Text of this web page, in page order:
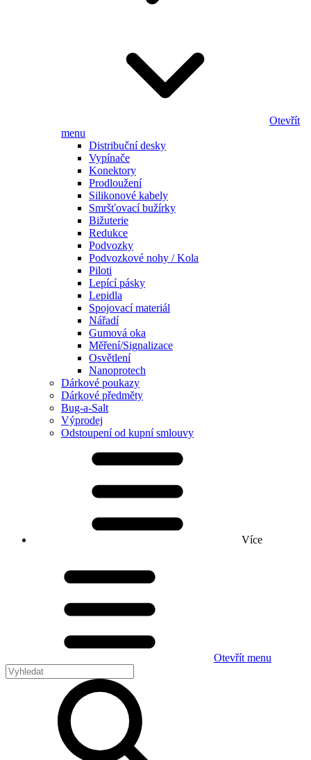
Otevřít
menu
Distribuční desky
Vypínače
Konektory
Prodloužení
Silikonové kabely
Smršťovací bužírky
Bižuterie
Redukce
Podvozky
Podvozkové nohy / Kola
Piloti
Lepící pásky
Lepidla
Spojovací materiál
Nářadí
Gumová oka
Měření/Signalizace
Osvětlení
Nanoprotech
Dárkové poukazy
Dárkové předměty
Bug-a-Salt
Výprodej
Odstoupení od kupní smlouvy
Více
Otevřít menu